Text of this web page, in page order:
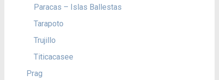
Paracas – Islas Ballestas
Tarapoto
Trujillo
Titicacasee
Prag